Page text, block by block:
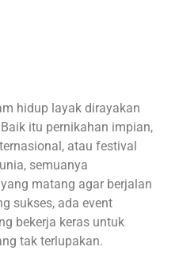
hidup layak dirayakan
itu pernikahan impian,
atau festival
semuanya
matang agar berjalan
sukses, ada event
bekerja keras untuk
tak terlupakan.